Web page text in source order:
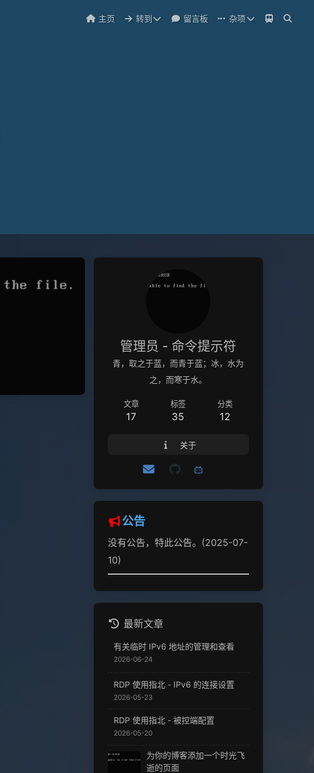
主页 转到 留言板 杂项
管理员 - 命令提示符
青，取之于蓝，而青于蓝；冰，水为
之，而寒于水。
文章
17
标签
35
分类
12
关于
公告
没有公告，特此公告。(2025-07-
10)
最新文章
有关临时 IPv6 地址的管理和查看
2026-06-24
RDP 使用指北 - IPv6 的连接设置
2026-05-23
RDP 使用指北 - 被控端配置
2026-05-20
为你的博客添加一个时光飞
逝的页面